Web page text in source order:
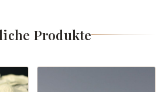
Produkte